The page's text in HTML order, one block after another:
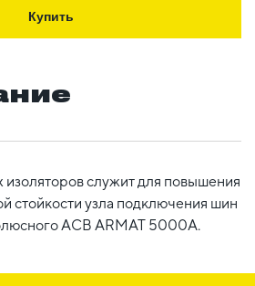
Купить
служит для повышения
стойкости узла подключения шин
ACB ARMAT 5000А.